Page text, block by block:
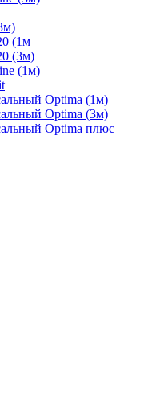
(1м
(3м)
(1м)
Optima (1м)
Optima (3м)
Optima плюс